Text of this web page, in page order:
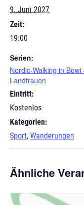
9. Juni 2027
Zeit:
19:00
Serien:
Nordic-Walking in Bowi
Landfrauen
Eintritt:
Kostenlos
Kategorien:
Sport, Wanderungen
Ähnliche